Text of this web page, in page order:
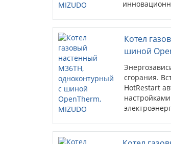
котловых
Котел
шиной
сгорания.
HotRestart
возможных